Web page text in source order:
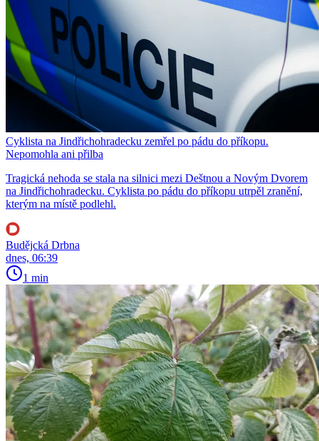
Cyklista na Jindřichohradecku zemřel po pádu do příkopu.
Nepomohla ani přilba
Tragická nehoda se stala na silnici mezi Deštnou a Novým Dvorem
na Jindřichohradecku. Cyklista po pádu do příkopu utrpěl zranění,
kterým na místě podlehl.
Budějcká Drbna
dnes, 06:39
1 min